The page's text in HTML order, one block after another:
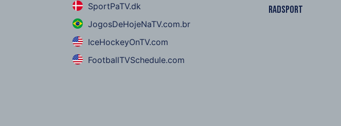
SportPaTV.dk
JogosDeHojeNaTV.com.br
IceHockeyOnTV.com
FootballTVSchedule.com
RADSPORT